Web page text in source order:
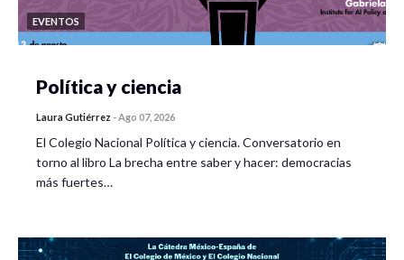
EVENTOS
Política y ciencia
Laura Gutiérrez -Ago 07, 2026
El Colegio Nacional Política y ciencia. Conversatorio en
torno al libro La brecha entre saber y hacer: democracias
más fuertes…